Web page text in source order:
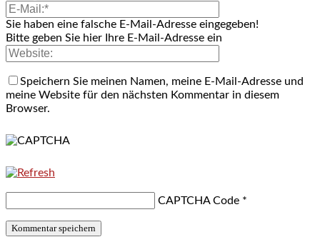
Sie haben eine falsche E-Mail-Adresse eingegeben!
Bitte geben Sie hier Ihre E-Mail-Adresse ein
Speichern Sie meinen Namen, meine E-Mail-Adresse und
meine Website für den nächsten Kommentar in diesem
Browser.
CAPTCHA Code *